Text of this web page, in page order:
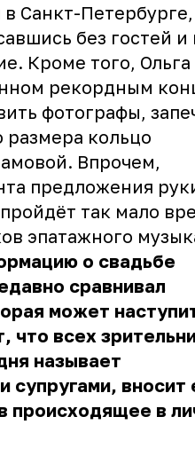
Санкт-
без гостей
Кроме того, Ольга
рекордным
фотографы,
размера кольцо
Впрочем,
предложения
так мало
эпатажного
о свадьбе
сравнивал
может
что всех
называет
супругами,
происходящее в